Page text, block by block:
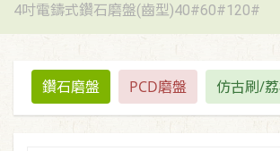
4吋電鑄式鑽石磨盤(齒型)40#60#120#
鑽石磨盤 PCD磨盤 仿古刷/